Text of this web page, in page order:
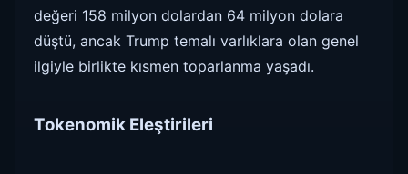
değeri 158 milyon dolardan 64 milyon dolara
düştü, ancak Trump temalı varlıklara olan genel
ilgiyle birlikte kısmen toparlanma yaşadı.
Tokenomik Eleştirileri